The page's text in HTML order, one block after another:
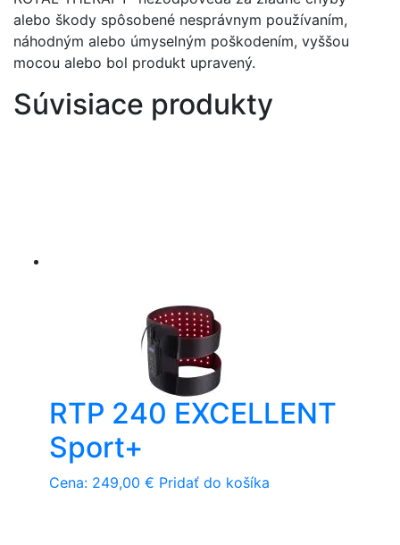
alebo škody spôsobené nesprávnym používaním,
náhodným alebo úmyselným poškodením, vyššou
mocou alebo bol produkt upravený.
Súvisiace produkty
RTP 240 EXCELLENT
Sport+
Cena: 249,00 € Pridať do košíka